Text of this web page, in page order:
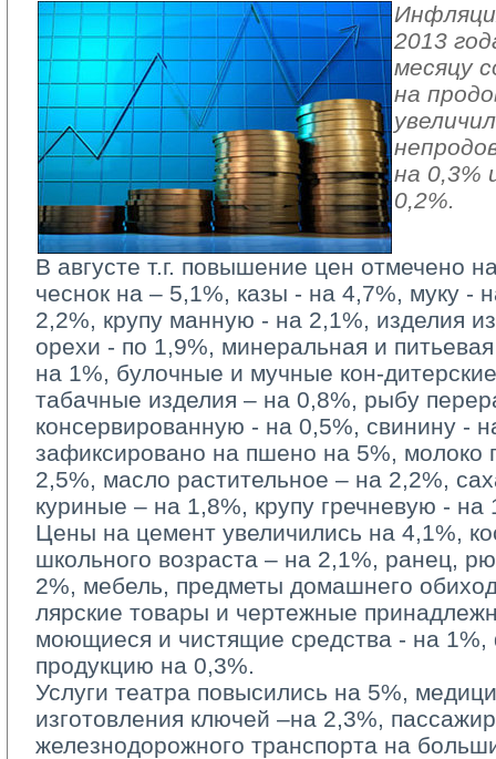
2013
месяцу
на
на 0,3%
0,2%.
В августе т.г. повышение цен отмечено
чеснок на – 5,1%, казы - на 4,7%, муку -
2,2%, крупу манную - на 2,1%, изделия
орехи - по 1,9%, минеральная и
на 1%, булочные и мучные кон-
табачные изделия – на 0,8%, рыбу
консервированную - на 0,5%, свинину -
зафиксировано на пшено на 5%, молоко
2,5%, масло растительное – на 2,2%,
куриные – на 1,8%, крупу гречневую -
Цены на цемент увеличились на 4,1%,
школьного возраста – на 2,1%, ранец,
2%, мебель, предметы домашнего
лярские товары и чертежные
моющиеся и чистящие средства - на
продукцию на 0,3%.
Услуги театра повысились на 5%,
изготовления ключей –на 2,3%,
железнодорожного транспорта на